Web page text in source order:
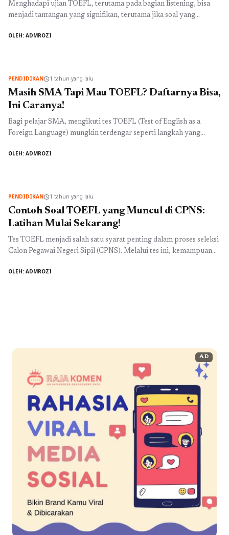
Menghadapi ujian TOEFL, terutama pada bagian listening, bisa
menjadi tantangan yang signifikan, terutama jika soal yang
kunci untuk meraih skor maksimal. Salah satu teknik yang sering
Selengkapnya
OLEH: ADMROZI
PENDIDIKANschedule1 tahun yang lalu
Masih SMA Tapi Mau TOEFL? Daftarnya Bisa,
Ini Caranya!
Bagi pelajar SMA, mengikuti tes TOEFL (Test of English as a
Foreign Language) mungkin terdengar seperti langkah yang
baik untuk mempersiapkan diri menuju masa depan akademis
OLEH: ADMROZI
PENDIDIKANschedule1 tahun yang lalu
Contoh Soal TOEFL yang Muncul di CPNS:
Latihan Mulai Sekarang!
Tes TOEFL menjadi salah satu syarat penting dalam proses seleksi
Calon Pegawai Negeri Sipil (CPNS). Melalui tes ini, kemampuan
memiliki kompetensi komunikasi yang memadai. Oleh karena itu,
OLEH: ADMROZI
AD